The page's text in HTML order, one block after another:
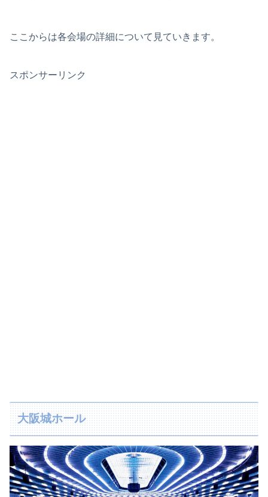
ここからは各会場の詳細について見ていきます。
スポンサーリンク
大阪城ホール